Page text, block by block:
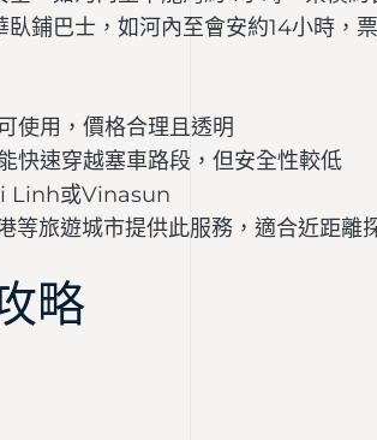
臥鋪巴士，如河內至會安約14小時，
使用，價格合理且透明
快速穿越塞車路段，但安全性較低
Linh或Vinasun
等旅遊城市提供此服務，適合近距離
略